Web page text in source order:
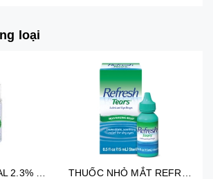
loại
BENITA XYLO ĐIỀU TRỊ VIÊM MŨI